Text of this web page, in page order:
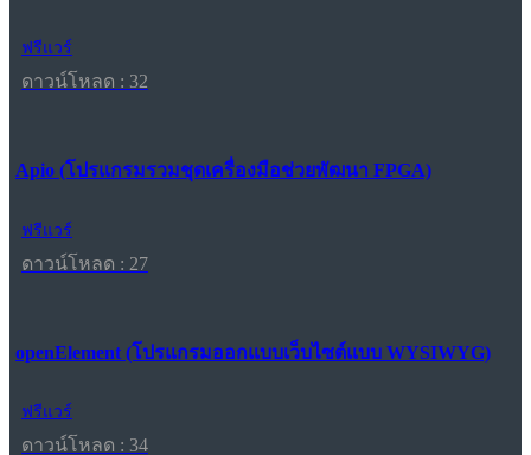
ฟรีแวร์
ดาวน์โหลด : 32
Apio (โปรแกรมรวมชุดเครื่องมือช่วยพัฒนา FPGA)
ฟรีแวร์
ดาวน์โหลด : 27
openElement (โปรแกรมออกแบบเว็บไซต์แบบ WYSIWYG)
ฟรีแวร์
ดาวน์โหลด : 34